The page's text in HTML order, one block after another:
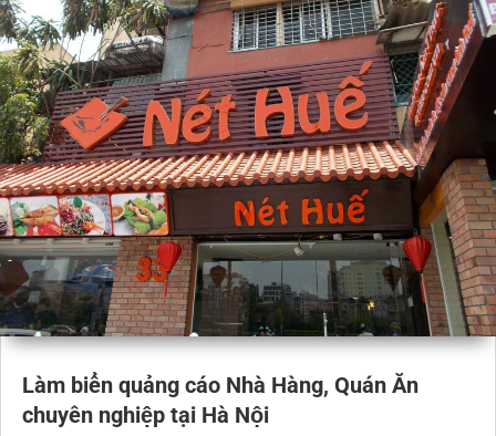
Làm biển quảng cáo Nhà Hàng, Quán Ăn
chuyên nghiệp tại Hà Nội